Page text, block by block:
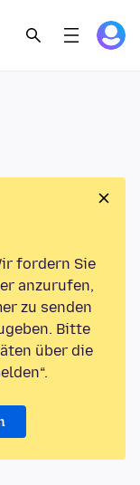
fordern Sie
anzurufen,
zu senden
Bitte
über die